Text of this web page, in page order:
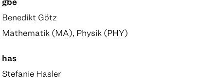
Benedikt Götz
Mathematik (MA), Physik (PHY)
has
Stefanie Hasler